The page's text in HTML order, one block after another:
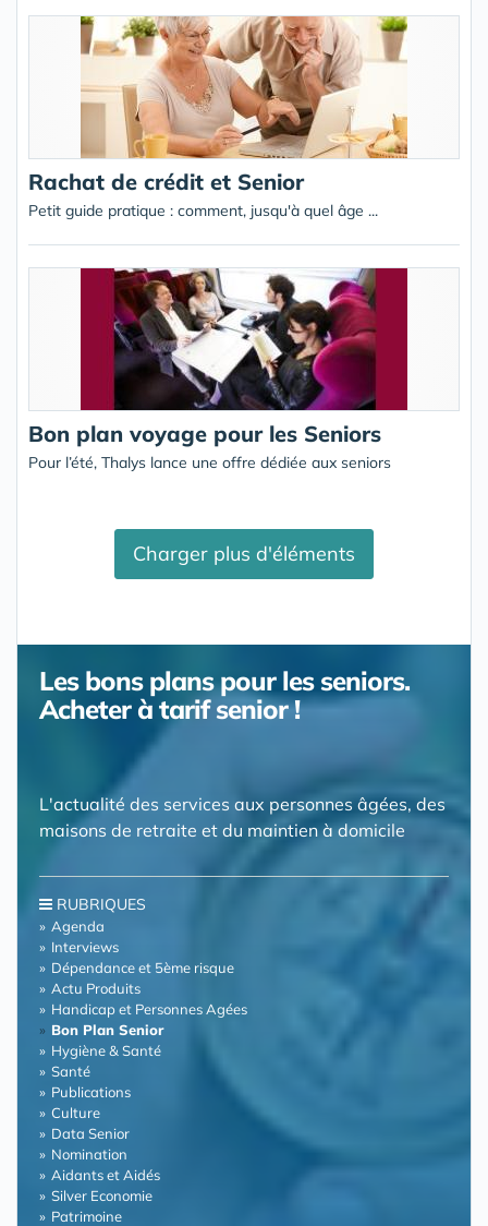
Rachat de crédit et Senior
Petit guide pratique : comment, jusqu'à quel âge ...
Bon plan voyage pour les Seniors
Pour l’été, Thalys lance une offre dédiée aux seniors
Charger plus d'éléments
Les bons plans pour les seniors.
Acheter à tarif senior !
L'actualité des services aux personnes âgées, des
maisons de retraite et du maintien à domicile
RUBRIQUES
Agenda
Interviews
Dépendance et 5ème risque
Actu Produits
Handicap et Personnes Agées
Bon Plan Senior
Hygiène & Santé
Santé
Publications
Culture
Data Senior
Nomination
Aidants et Aidés
Silver Economie
Patrimoine